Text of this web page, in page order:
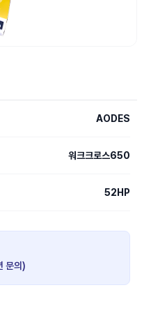
AODES
워크크로스650
52HP
문의)